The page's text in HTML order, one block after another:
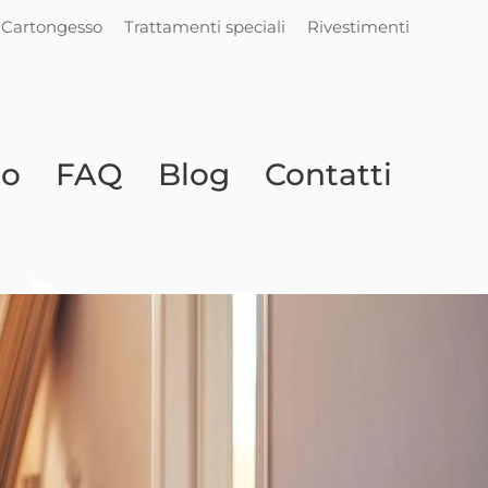
Cartongesso Trattamenti speciali Rivestimenti
FAQ Blog Contatti